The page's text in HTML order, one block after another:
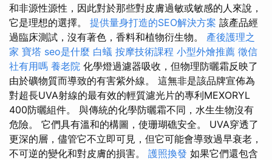
和非源性源性，因此對於那些對皮膚過敏或敏感的人來說，
它是理想的選擇。 提供量身打造的SEO解決方案 該產品經
過臨床測試，沒有著色，香料和植物衍生物。 產後護理之
家 寶塔 seo是什麼 白蟻 按摩技術課程 小型外燴推薦 徵信
社有用嗎 養老院 化學燈過濾器吸收，但物理防曬霜反映了
由於礦物質而導致的有害紫外線。 這無非是該品牌宣佈為
對超長UVA射線的最有效的輕質濾光片的專利MEXORYL
400防曬組件。 與傳統的化學防曬霜不同，水生生物沒有
危險。 它們具有溫和的構圖，使珊瑚礁安全。 UVA穿透了
更深的層，儘管它不立即可見，但它可能會導致過早衰老，
不可逆的變化和對皮膚的損害。 護照換發 如果它們還包含